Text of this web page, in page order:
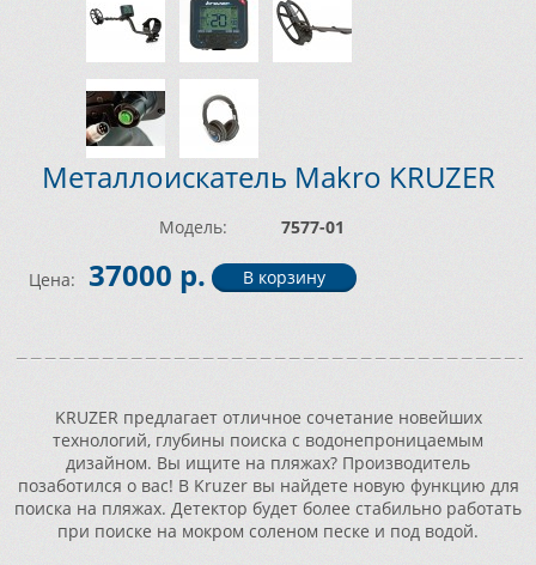
Металлоискатель Makro KRUZER
Модель: 7577-01
Цена: 37000 р.
KRUZER предлагает отличное сочетание новейших
технологий, глубины поиска с водонепроницаемым
дизайном. Вы ищите на пляжах? Производитель
позаботился о вас! В Kruzer вы найдете новую функцию для
поиска на пляжах. Детектор будет более стабильно работать
при поиске на мокром соленом песке и под водой.